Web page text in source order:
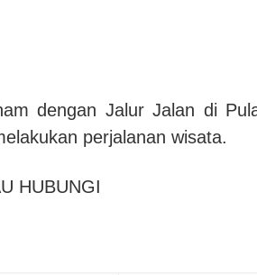
dengan Jalur Jalan di
perjalanan wisata.
HUBUNGI